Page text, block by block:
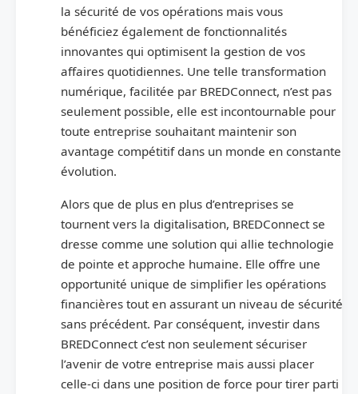
la sécurité de vos opérations mais vous
bénéficiez également de fonctionnalités
innovantes qui optimisent la gestion de vos
affaires quotidiennes. Une telle transformation
numérique, facilitée par BREDConnect, n’est pas
seulement possible, elle est incontournable pour
toute entreprise souhaitant maintenir son
avantage compétitif dans un monde en constante
évolution.
Alors que de plus en plus d’entreprises se
tournent vers la digitalisation, BREDConnect se
dresse comme une solution qui allie technologie
de pointe et approche humaine. Elle offre une
opportunité unique de simplifier les opérations
financières tout en assurant un niveau de sécurité
sans précédent. Par conséquent, investir dans
BREDConnect c’est non seulement sécuriser
l’avenir de votre entreprise mais aussi placer
celle-ci dans une position de force pour tirer parti